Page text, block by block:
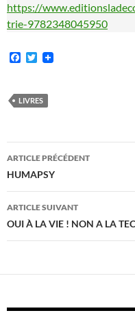
https://
trie-9782348045950
F
b
T
t
LIVRES
Navigation
des
articles
ARTICLE PRÉCÉDENT
HUMAPSY
ARTICLE SUIVANT
OUI À LA VIE ! NON A LA